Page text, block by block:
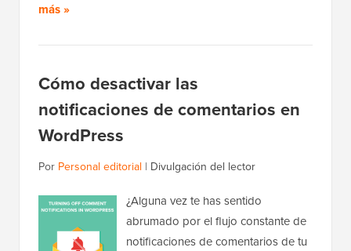
más »
Cómo desactivar las
notificaciones de comentarios en
WordPress
Por Personal editorial | Divulgación del lector
¿Alguna vez te has sentido
abrumado por el flujo constante de
notificaciones de comentarios de tu